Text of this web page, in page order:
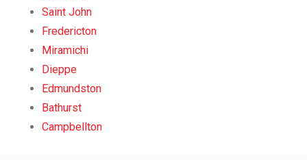
Saint John
Fredericton
Miramichi
Dieppe
Edmundston
Bathurst
Campbellton